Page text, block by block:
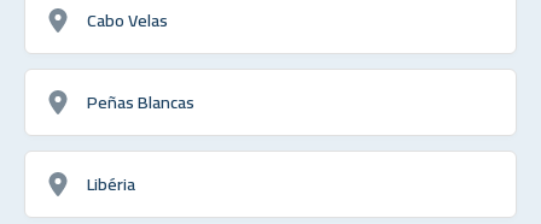
Cabo Velas
Peñas Blancas
Libéria